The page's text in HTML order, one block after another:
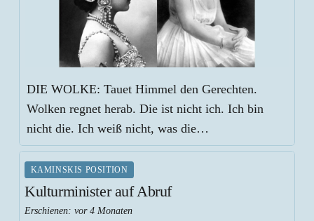
DIE WOLKE: Tauet Himmel den Gerechten.
Wolken regnet herab. Die ist nicht ich. Ich bin
nicht die. Ich weiß nicht, was die…
KAMINSKIS POSITION
Kulturminister auf Abruf
Erschienen:vor 4 Monaten